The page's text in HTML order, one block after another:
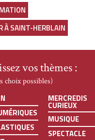
À SAINT-HERBLAIN
vos thèmes :
choix possibles)
MERCREDIS
CURIEUX
MUSIQUE
SPECTACLE